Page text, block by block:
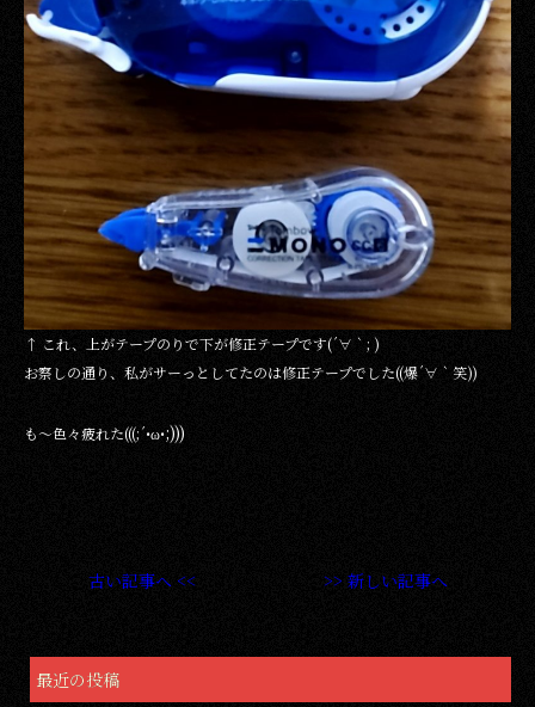
↑ これ、上がテープのりで下が修正テープです(´∀｀; )
お察しの通り、私がサーっとしてたのは修正テープでした((爆´∀｀笑))
も～色々疲れた(((;´•ω•;)))
古い記事へ << >> 新しい記事へ
最近の投稿